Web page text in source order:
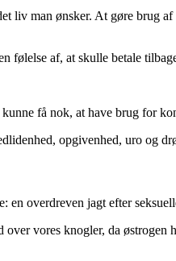
liv man ønsker. At gøre brug
følelse af, at skulle betale
få nok, at have brug for
opgivenhed, uro og
en overdreven jagt efter
vores knogler, da